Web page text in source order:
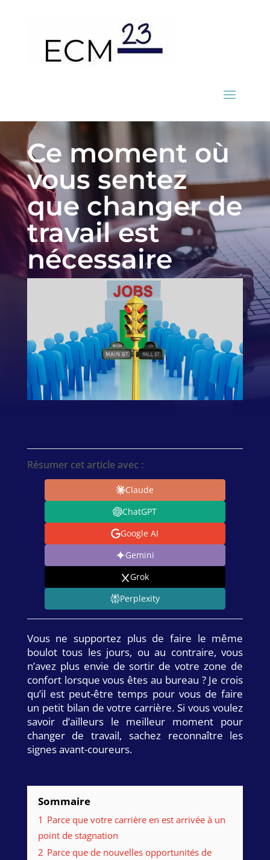
Ce moment où
vous sentez
que changer de
travail est
nécessaire
Résumer cet article avec :
Claude
ChatGPT
Google AI
Gemini
Grok
Perplexity
Vous ne supportez plus de faire le même
boulot tous les jours, ou au contraire, vous
n’avez plus envie de sortir de votre zone de
confort lorsque vous êtes au bureau ? Je crois
qu’il est peut-être temps pour vous de faire
un petit bilan de votre carrière. Si vous voulez
savoir d’ailleurs le meilleur moment pour
changer de travail, sachez reconnaître les
signes avant-coureurs.
Sommaire
1 Parce que votre carrière en est arrivée à un
point de stagnation
2 Parce que de nouvelles opportunités de